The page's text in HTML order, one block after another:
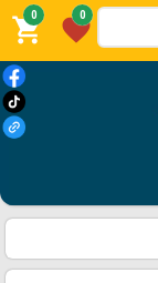
0
favorite
0
shopping_cart